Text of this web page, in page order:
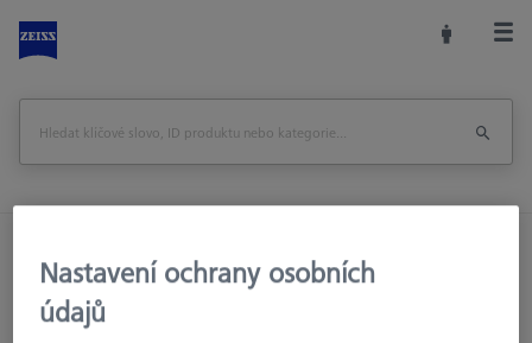
Upínací zařízení
Kvádry
Kvádr - 25x25x100mm, AF25, 2 kusy
Nastavení ochrany osobních
údajů